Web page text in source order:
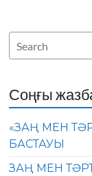
Соңғы
«ЗАҢ МЕН
БАСТАУЫ
ЗАҢ МЕН